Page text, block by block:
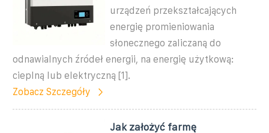
urządzeń przekształcających
energię promieniowania
słonecznego zaliczaną do
odnawialnych źródeł energii, na energię użytkową:
cieplną lub elektryczną [1].
Zobacz Szczegóły
Jak założyć farmę